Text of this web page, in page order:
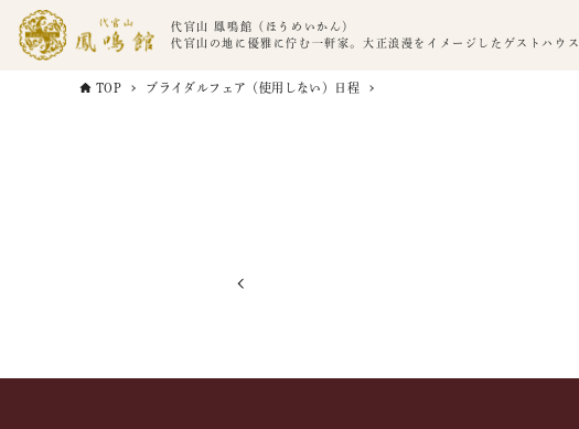
代官山 鳳鳴館（ほうめいかん）
代官山の地に優雅に佇む一軒家。大正浪漫をイメージしたゲストハウス
TOP ブライダルフェア（使用しない）日程